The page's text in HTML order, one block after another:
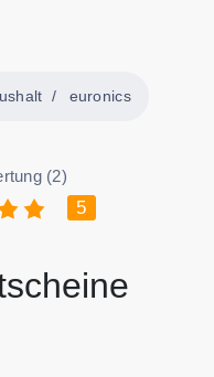
euronics
(2)
5